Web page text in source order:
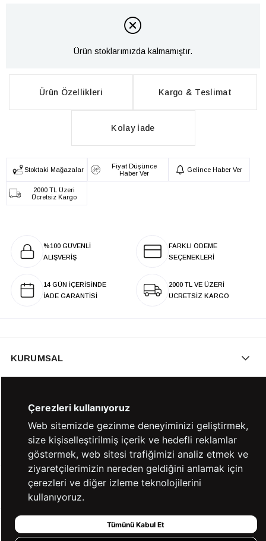
Ürün stoklarımızda kalmamıştır.
Ürün Özellikleri Kargo & Teslimat
Kolay İade
Stoktaki Mağazalar
Fiyat Düşünce
Haber Ver
Gelince Haber Ver
2000 TL Üzeri
Ücretsiz Kargo
%100 GÜVENLİ
ALIŞVERİŞ
FARKLI ÖDEME
SEÇENEKLERİ
14 GÜN İÇERİSİNDE
İADE GARANTİSİ
2000 TL VE ÜZERİ
ÜCRETSİZ KARGO
KURUMSAL
YARDIM
BİZE ULAŞIN
HIZLI ERİŞİM
Çerezleri kullanıyoruz
Web sitemizde gezinme deneyiminizi geliştirmek,
size kişiselleştirilmiş içerik ve hedefli reklamlar
göstermek, web sitesi trafiğimizi analiz etmek ve
ziyaretçilerimizin nereden geldiğini anlamak için
çerezleri ve diğer izleme teknolojilerini
kullanıyoruz.
Tümünü Kabul Et